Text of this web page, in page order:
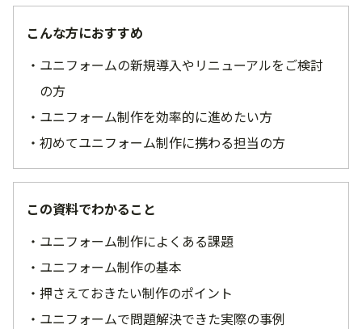
こんな方におすすめ
ユニフォームの新規導入やリニューアルをご検討
の方
ユニフォーム制作を効率的に進めたい方
初めてユニフォーム制作に携わる担当の方
この資料でわかること
ユニフォーム制作によくある課題
ユニフォーム制作の基本
押さえておきたい制作のポイント
ユニフォームで問題解決できた実際の事例